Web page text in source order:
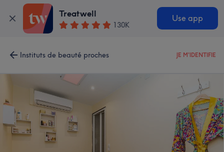
Treatwell
130K
Use app
Instituts de beauté proches JE M'IDENTIFIE